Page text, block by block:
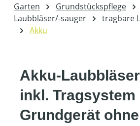
Garten
Grundstückspflege
Laubbläser/-sauger
tragbare
Akku
Akku-
inkl. Tragsystem
Grundgerät